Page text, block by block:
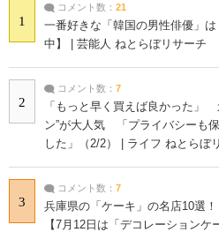
1
コメント数： 21
一番好きな「韓国の男性俳優」
中】 | 芸能人 ねとらぼリサーチ
2
コメント数： 7
「もっと早く買えば良かった」
ン”が大人気 「プライバシーも
した」（2/2） | ライフ ねとらぼ
3
コメント数： 7
兵庫県の「ケーキ」の名店10選
【7月12日は「デコレーション